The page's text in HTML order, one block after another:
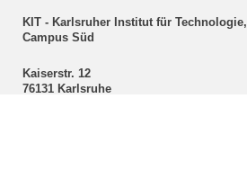
KIT - Karlsruher Institut für Technologie,
Campus Süd
Kaiserstr. 12
76131 Karlsruhe